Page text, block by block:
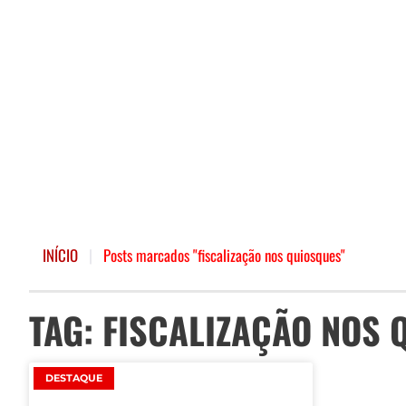
INÍCIO Posts marcados "fiscalização nos quiosques"
TAG: FISCALIZAÇÃO NOS
DESTAQUE